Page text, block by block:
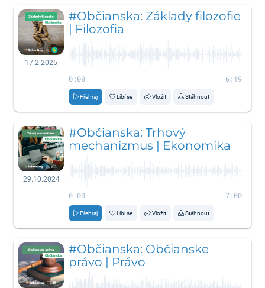
17.2.2025
#Občianska: Základy filozofie
| Filozofia
0:00 6:19
Přehraj Líbí se Vložit Stáhnout
29.10.2024
#Občianska: Trhový
mechanizmus | Ekonomika
0:00 7:00
Přehraj Líbí se Vložit Stáhnout
#Občianska: Občianske
právo | Právo